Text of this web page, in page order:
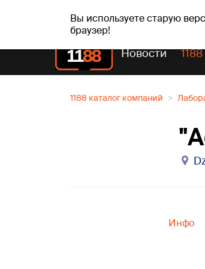
Вы используете старую
браузер!
чт, 06.08.2026. +27°C Aisma,
Новости
1188 каталог компаний
Инфо